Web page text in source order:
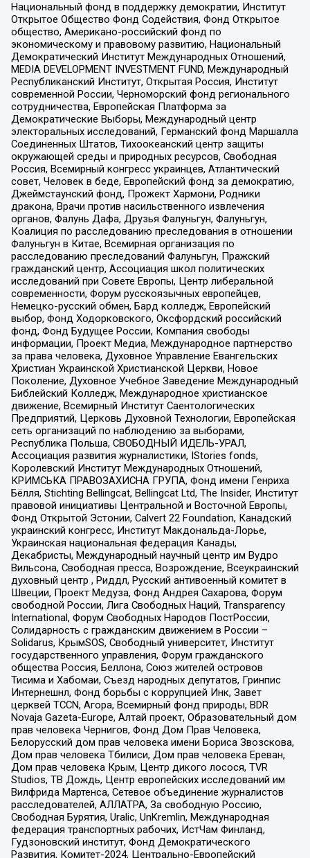
Национальный фонд в поддержку демократии, Институт
Открытое Общество Фонд Содействия, Фонд Открытое
общество, Американо-российский фонд по
экономическому и правовому развитию, Национальный
Демократический Институт Международных Отношений,
MEDIA DEVELOPMENT INVESTMENT FUND, Международный
Республиканский Институт, Открытая Россия, Институт
современной России, Черноморский фонд регионального
сотрудничества, Европейская Платформа за
Демократические Выборы, Международный центр
электоральных исследований, Германский фонд Маршалла
Соединенных Штатов, Тихоокеанский центр защиты
окружающей среды и природных ресурсов, Свободная
Россия, Всемирный конгресс украинцев, Атлантический
совет, Человек в беде, Европейский фонд за демократию,
Джеймстаунский фонд, Прожект Хармони, Родники
дракона, Врачи против насильственного извлечения
органов, Фалунь Дафа, Друзья Фалуньгун, Фалуньгун,
Коалиция по расследованию преследования в отношении
Фалуньгун в Китае, Всемирная организация по
расследованию преследований Фалуньгун, Пражский
гражданский центр, Ассоциация школ политических
исследований при Совете Европы, Центр либеральной
современности, Форум русскоязычных европейцев,
Немецко-русский обмен, Бард колледж, Европейский
выбор, Фонд Ходорковского, Оксфордский российский
фонд, Фонд Будущее России, Компания свободы
информации, Проект Медиа, Международное партнерство
за права человека, Духовное Управление Евангельских
Христиан Украинской Христианской Церкви, Новое
Поколение, Духовное Учебное Заведение Международный
Библейский Колледж, Международное христианское
движение, Всемирный Институт Саентологических
Предприятий, Церковь Духовной Технологии, Европейская
сеть организаций по наблюдению за выборами,
Республика Польша, СВОБОДНЫЙ ИДЕЛЬ-УРАЛ,
Ассоциация развития журналистики, IStories fonds,
Королевский Институт Международных Отношений,
КРИМСЬКА ПРАВОЗАХИСНА ГРУПА, Фонд имени Генриха
Бёлля, Stichting Bellingcat, Bellingcat Ltd, The Insider, Институт
правовой инициативы Центральной и Восточной Европы,
Фонд Открытой Эстонии, Calvert 22 Foundation, Канадский
украинский конгресс, Институт Макдональда-Лорье,
Украинская национальная федерация Канады,
Декабристы, Международный научный центр им Вудро
Вильсона, Свободная пресса, Возрождение, Всеукраинский
духовный центр , Риддл, Русский антивоенный комитет в
Швеции, Проект Медуза, Фонд Андрея Сахарова, Форум
свободной России, Лига Свободных Наций, Transparеncy
International, Форум Свободных Народов ПостРоссии,
Солидарность с гражданским движением в России –
Solidarus, КрымSOS, Свободный университет, Институт
государственного управления, Форум гражданского
общества Россия, Беллона, Союз жителей островов
Тисима и Хабомаи, Съезд народных депутатов, Гринпис
Интернешнл, Фонд борьбы с коррупцией Инк, Завет
церквей TCCN, Агора, Всемирный фонд природы, BDR
Novaja Gazeta-Europe, Алтай проект, Образовательный дом
прав человека Чернигов, Фонд Дом Прав Человека,
Белорусский дом прав человека имени Бориса Звозскова,
Дом прав человека Тбилиси, Дом прав человека Ереван,
Дом прав человека Крым, Центр дикого лосося, TVR
Studios, ТВ Дождь, Центр европейских исследований им
Вилфрида Мартенса, Сетевое объединение журналистов
расследователей, АЛЛАТРА, За свободную Россию,
Свободная Бурятия, Uralic, UnKremlin, Международная
федерация транспортных рабочих, ИстЧам Финланд,
Гудзоновский институт, Фонд Демократического
Развития, Комитет-2024, Центрально-Европейский